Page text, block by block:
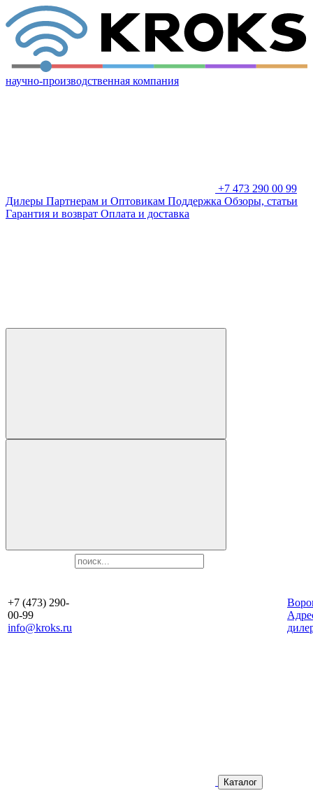
научно-производственная компания
+7 473 290 00 99
Дилеры Партнерам и Оптовикам Поддержка Обзоры, статьи
Гарантия и возврат Оплата и доставка
+7 (473) 290-
00-99
info@kroks.ru
Каталог